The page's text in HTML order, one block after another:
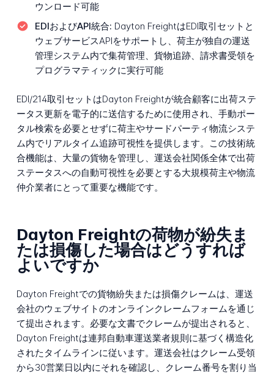
ウンロード可能
EDIおよびAPI統合: Dayton FreightはEDI取引セットと
ウェブサービスAPIをサポートし、荷主が独自の運送
管理システム内で集荷管理、貨物追跡、請求書受領を
プログラマティックに実行可能
EDI/214取引セットはDayton Freightが統合顧客に出荷ステ
ータス更新を電子的に送信するために使用され、手動ポー
タル検索を必要とせずに荷主やサードパーティ物流システ
ム内でリアルタイム追跡可視性を提供します。この技術統
合機能は、大量の貨物を管理し、運送会社関係全体で出荷
ステータスへの自動可視性を必要とする大規模荷主や物流
仲介業者にとって重要な機能です。
Dayton Freightの荷物が紛失ま
たは損傷した場合はどうすれば
よいですか
Dayton Freightでの貨物紛失または損傷クレームは、運送
会社のウェブサイトのオンラインクレームフォームを通じ
て提出されます。必要な文書でクレームが提出されると、
Dayton Freightは連邦自動車運送業者規則に基づく構造化
されたタイムラインに従います。運送会社はクレーム受領
から30営業日以内にそれを確認し、クレーム番号を割り当